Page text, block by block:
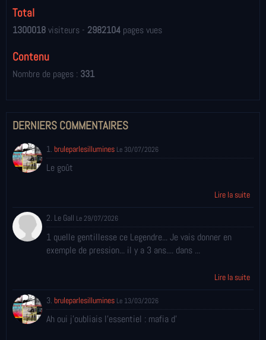
Total
1300018visiteurs - 2982104 pages vues
Contenu
Nombre de pages : 331
DERNIERS COMMENTAIRES
1. bruleparlesillumines Le 30/07/2026
Le goût
Lire la suite
2. Le Gall Le 29/07/2026
1 quelle gentillesse ce Legendre... Je vais donner en
exemple de pression... il y a 3 ans.... dans ...
Lire la suite
3. bruleparlesillumines Le 13/03/2026
Ah oui j'oubliais l'essentiel : mafia d'